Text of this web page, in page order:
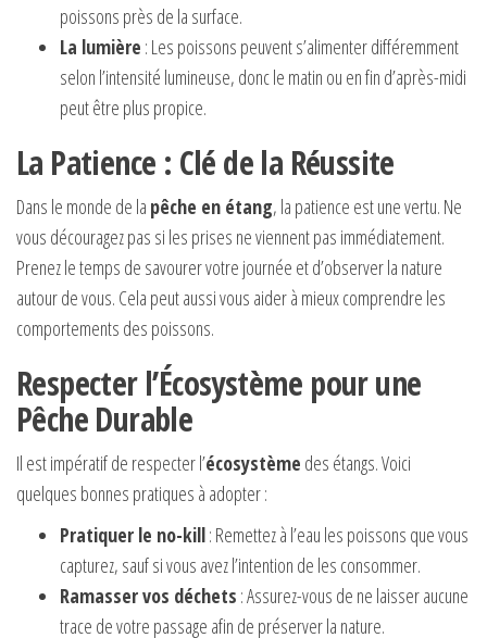
poissons près de la surface.
La lumière : Les poissons peuvent s’alimenter différemment
selon l’intensité lumineuse, donc le matin ou en fin d’après-midi
peut être plus propice.
La Patience : Clé de la Réussite
Dans le monde de la pêche en étang, la patience est une vertu. Ne
vous découragez pas si les prises ne viennent pas immédiatement.
Prenez le temps de savourer votre journée et d’observer la nature
autour de vous. Cela peut aussi vous aider à mieux comprendre les
comportements des poissons.
Respecter l’Écosystème pour une
Pêche Durable
Il est impératif de respecter l’écosystème des étangs. Voici
quelques bonnes pratiques à adopter :
Pratiquer le no-kill: Remettez à l’eau les poissons que vous
capturez, sauf si vous avez l’intention de les consommer.
Ramasser vos déchets : Assurez-vous de ne laisser aucune
trace de votre passage afin de préserver la nature.